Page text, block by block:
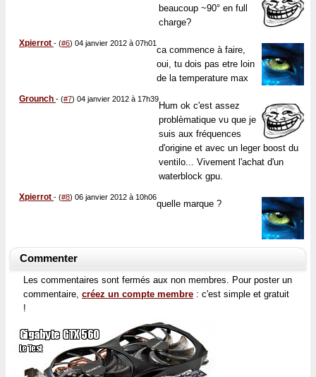
beaucoup ~90° en full
charge?
Xpierrot - (#6) 04 janvier 2012 à 07h01
ca commence à faire,
oui, tu dois pas etre loin
de la temperature max
Grounch - (#7) 04 janvier 2012 à 17h39
Hum ok c'est assez
problèmatique vu que je
suis aux fréquences
d'origine et avec un leger boost du
ventilo... Vivement l'achat d'un
waterblock gpu.
Xpierrot - (#8) 06 janvier 2012 à 10h06
quelle marque ?
Commenter
Les commentaires sont fermés aux non membres. Pour poster un
commentaire, créez un compte membre : c'est simple et gratuit
!